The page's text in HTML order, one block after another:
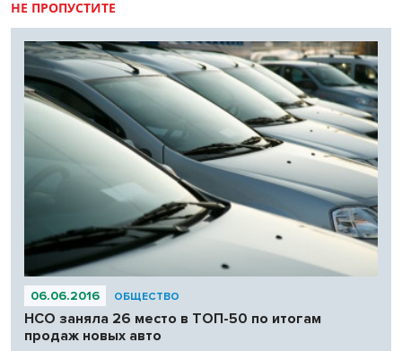
НЕ ПРОПУСТИТЕ
06.06.2016 ОБЩЕСТВО
НСО заняла 26 место в ТОП-50 по итогам
продаж новых авто